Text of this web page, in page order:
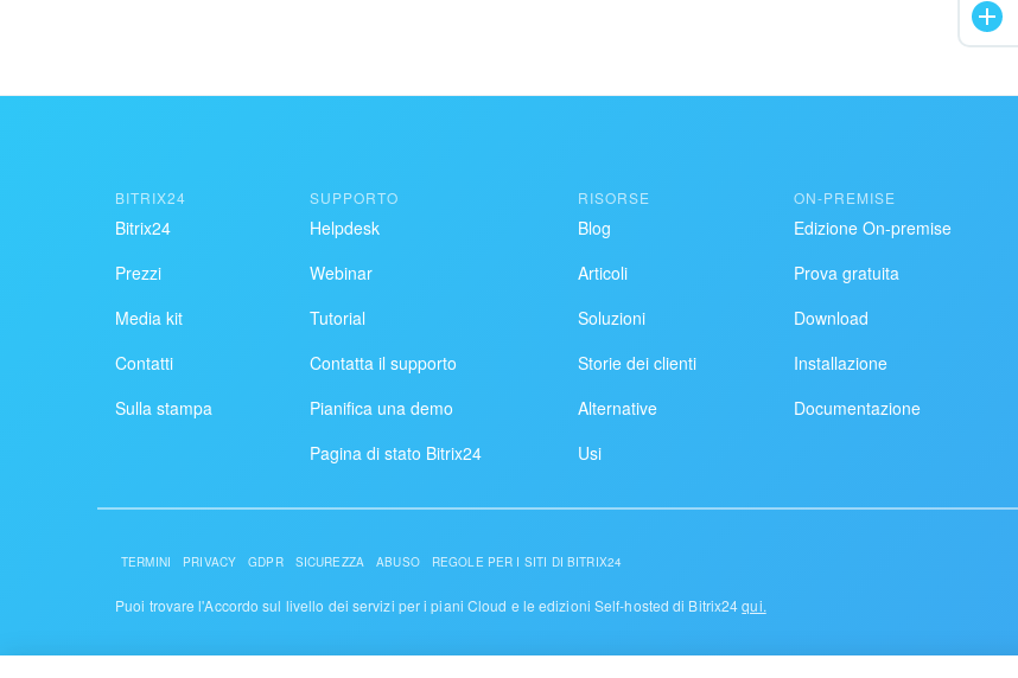
BITRIX24
Bitrix24
Prezzi
Media kit
Contatti
Sulla stampa
SUPPORTO
Helpdesk
Webinar
Tutorial
Contatta il supporto
Pianifica una demo
Pagina di stato Bitrix24
RISORSE
Blog
Articoli
Soluzioni
Storie dei clienti
Alternative
Usi
ON-PREMISE
Edizione On-premise
Prova gratuita
Download
Installazione
Documentazione
TERMINI PRIVACY GDPR SICUREZZA ABUSO REGOLE PER I SITI DI BITRIX24
Puoi trovare l'Accordo sul livello dei servizi per i piani Cloud e le edizioni Self-hosted di Bitrix24qui.
© 2026 Alaio